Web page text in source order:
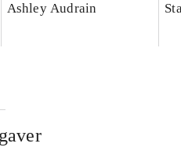
Ashley Audrain